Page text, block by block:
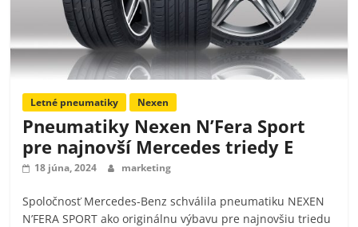
Letné pneumatiky Nexen
Pneumatiky Nexen N’Fera Sport
pre najnovší Mercedes triedy E
18 júna, 2024 marketing
Spoločnosť Mercedes-Benz schválila pneumatiku NEXEN
N’FERA SPORT ako originálnu výbavu pre najnovšiu triedu